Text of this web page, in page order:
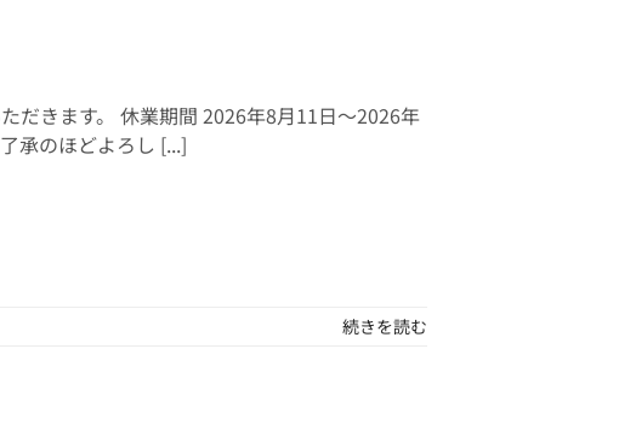
だきます。 休業期間 2026年8月11日～2026年
承のほどよろし [...]
続きを読む